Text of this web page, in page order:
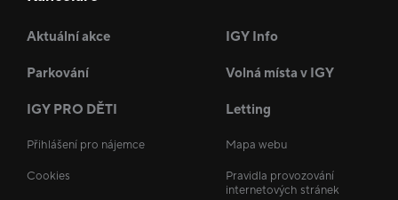
Aktuální akce IGY Info
Parkování Volná místa v IGY
IGY PRO DĚTI Letting
Přihlášení pro nájemce Mapa webu
Cookies
Pravidla provozování
internetových stránek